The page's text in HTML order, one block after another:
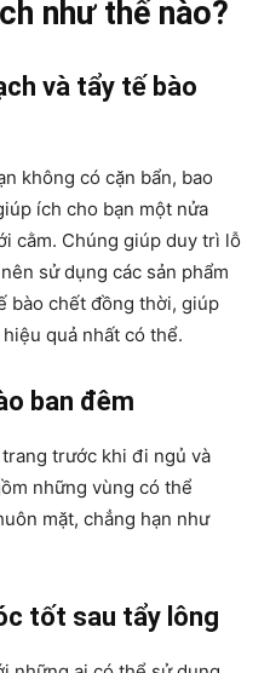
như thế nào?
và tẩy tế bào
không có cặn bẩn, bao
ích cho bạn một nửa
cằm. Chúng giúp duy trì lỗ
sử dụng các sản phẩm
bào chết đồng thời, giúp
quả nhất có thể.
ban đêm
trước khi đi ngủ và
những vùng có thể
mặt, chẳng hạn như
tốt sau tẩy lông